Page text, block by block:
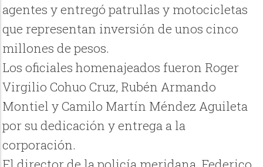
agentes y entregó patrullas y motocicletas
que representan inversión de unos cinco
millones de pesos.
Los oficiales homenajeados fueron Roger
Virgilio Cohuo Cruz, Rubén Armando
Montiel y Camilo Martín Méndez Aguileta
por su dedicación y entrega a la
corporación.